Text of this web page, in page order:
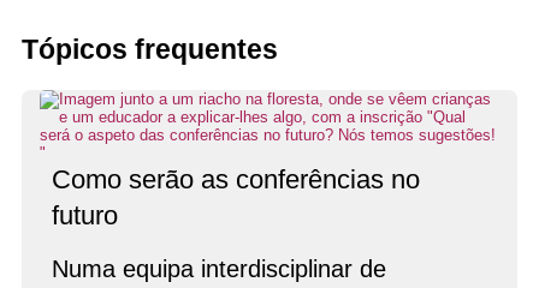
Tópicos frequentes
Como serão as conferências no
futuro
Numa equipa interdisciplinar de